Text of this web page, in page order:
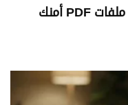
اختراق سري بلا صوت: كيف تهدد ملفات PDF أمنك